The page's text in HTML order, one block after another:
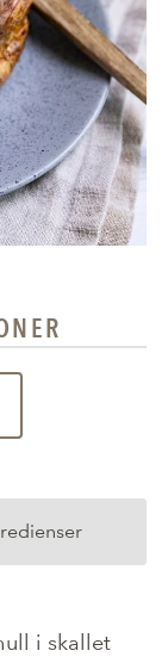
i skallet